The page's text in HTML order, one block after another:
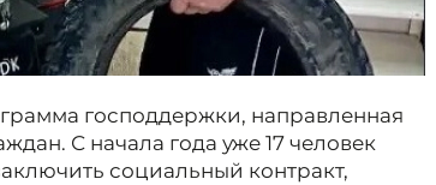
господдержки, направленная
С начала года уже 17 человек
социальный контракт,